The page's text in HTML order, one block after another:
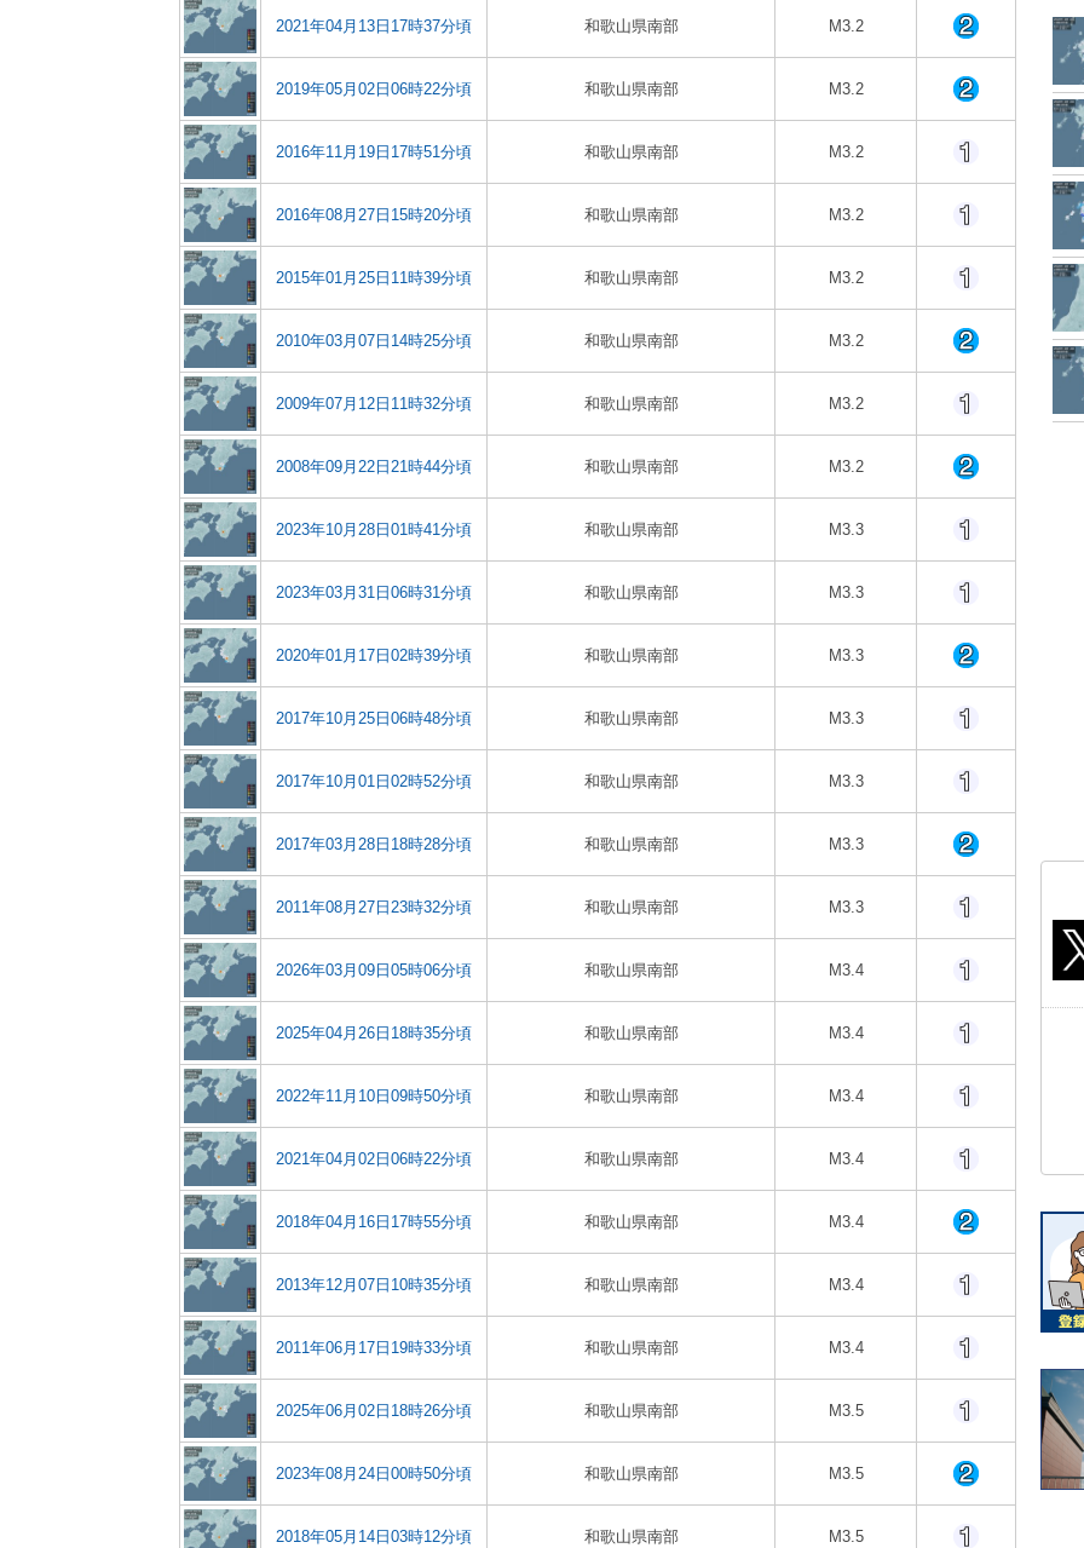
2021年04月13日17時37分頃 和歌山県南部 M3.2
2019年05月02日06時22分頃 和歌山県南部 M3.2
2016年11月19日17時51分頃 和歌山県南部 M3.2
2016年08月27日15時20分頃 和歌山県南部 M3.2
2015年01月25日11時39分頃 和歌山県南部 M3.2
2010年03月07日14時25分頃 和歌山県南部 M3.2
2009年07月12日11時32分頃 和歌山県南部 M3.2
2008年09月22日21時44分頃 和歌山県南部 M3.2
2023年10月28日01時41分頃 和歌山県南部 M3.3
2023年03月31日06時31分頃 和歌山県南部 M3.3
2020年01月17日02時39分頃 和歌山県南部 M3.3
2017年10月25日06時48分頃 和歌山県南部 M3.3
2017年10月01日02時52分頃 和歌山県南部 M3.3
2017年03月28日18時28分頃 和歌山県南部 M3.3
2011年08月27日23時32分頃 和歌山県南部 M3.3
2026年03月09日05時06分頃 和歌山県南部 M3.4
2025年04月26日18時35分頃 和歌山県南部 M3.4
2022年11月10日09時50分頃 和歌山県南部 M3.4
2021年04月02日06時22分頃 和歌山県南部 M3.4
2018年04月16日17時55分頃 和歌山県南部 M3.4
2013年12月07日10時35分頃 和歌山県南部 M3.4
2011年06月17日19時33分頃 和歌山県南部 M3.4
2025年06月02日18時26分頃 和歌山県南部 M3.5
2023年08月24日00時50分頃 和歌山県南部 M3.5
2018年05月14日03時12分頃 和歌山県南部 M3.5